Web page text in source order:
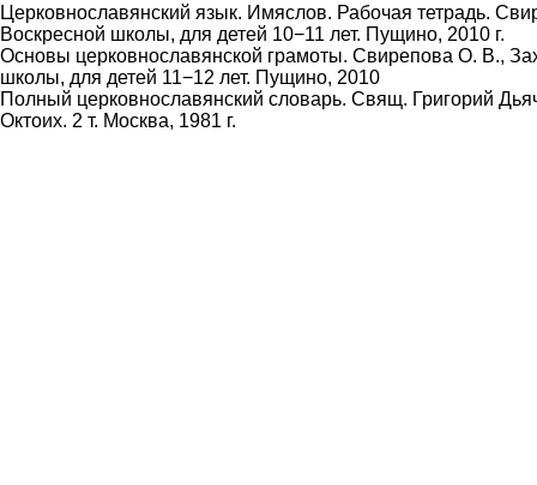
Церковнославянский язык. Имяслов. Рабочая тетрадь.
Воскресной школы, для детей 10−11 лет. Пущино, 2010 г.
Основы церковнославянской грамоты. Свирепова О. В.,
школы, для детей 11−12 лет. Пущино, 2010
Полный церковнославянский словарь. Свящ. Григорий
Октоих. 2 т. Москва, 1981 г.